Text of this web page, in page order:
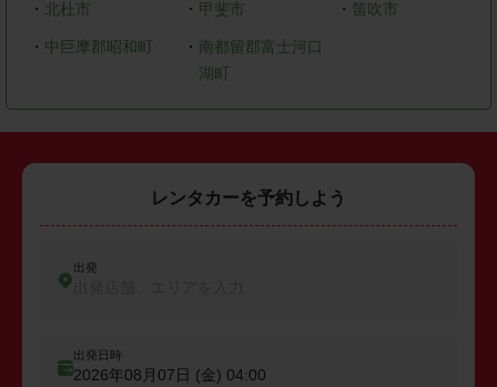
・ 北杜市 ・ 甲斐市 ・ 笛吹市
・ 中巨摩郡昭和町 ・ 南都留郡富士河口
湖町
レンタカーを予約しよう
出発
出発日時
2026年08月07日 (金) 04:00